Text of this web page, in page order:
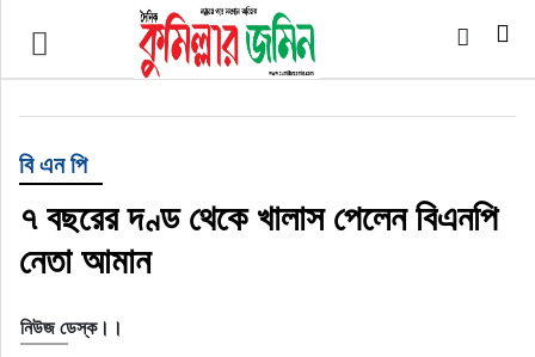
প্রচ্ছদ
অর্থনীতি
বৃহত্তর কুমিল্লা
বি এন পি
৭ বছরের দণ্ড থেকে খালাস পেলেন বিএনপি
নেতা আমান
নিউজ ডেস্ক।।